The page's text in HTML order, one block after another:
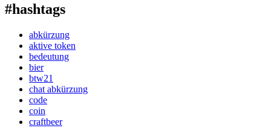
#hashtags
abkürzung
aktive token
bedeutung
bier
btw21
chat abkürzung
code
coin
craftbeer